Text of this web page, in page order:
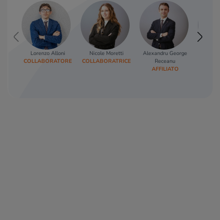
Lorenzo Alloni
COLLABORATORE
Nicole Moretti
COLLABORATRICE
Alexandru George
Receanu
AFFILIATO